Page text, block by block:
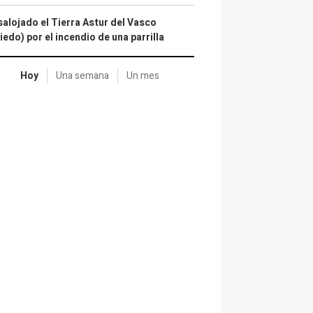
el Tierra Astur del Vasco
por el incendio de una parrilla
Hoy Una semana Un mes